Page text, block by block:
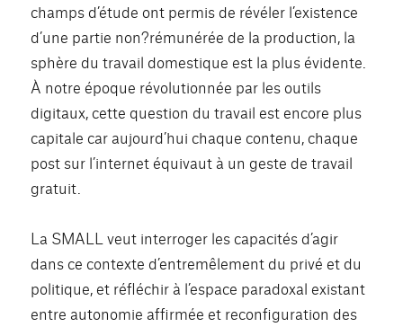
champs d’étude ont permis de révéler l’existence
d’une partie non?rémunérée de la production, la
sphère du travail domestique est la plus évidente.
À notre époque révolutionnée par les outils
digitaux, cette question du travail est encore plus
capitale car aujourd’hui chaque contenu, chaque
post sur l’internet équivaut à un geste de travail
gratuit.
La SMALL veut interroger les capacités d’agir
dans ce contexte d’entremêlement du privé et du
politique, et réfléchir à l’espace paradoxal existant
entre autonomie affirmée et reconfiguration des